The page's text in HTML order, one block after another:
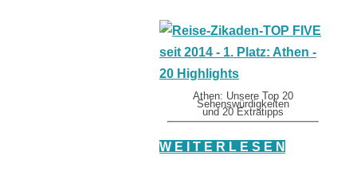
Athen: Unsere Top 20
Sehenswürdigkeiten
und 20 Extratipps
W E I T E R L E S E N